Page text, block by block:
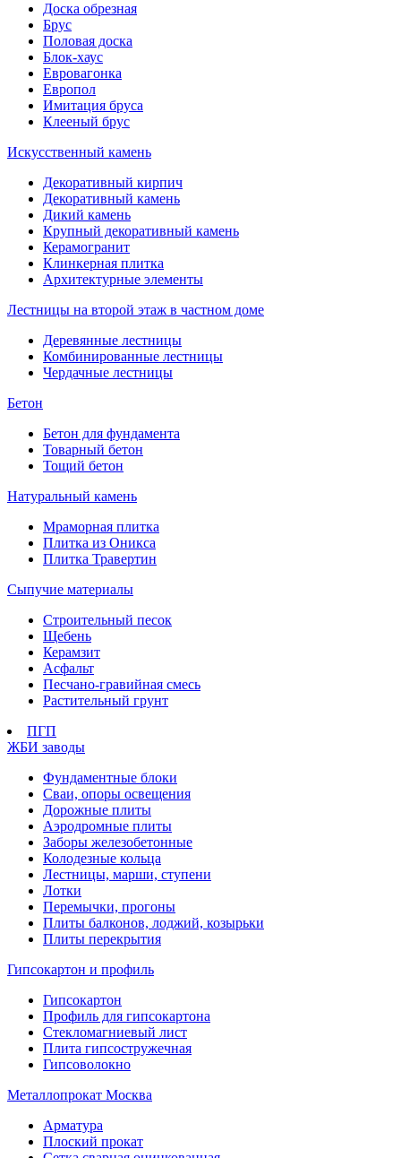
Доска обрезная
Брус
Половая доска
Блок-хаус
Евровагонка
Европол
Имитация бруса
Клееный брус
Искусственный камень
Декоративный кирпич
Декоративный камень
Дикий камень
Крупный декоративный камень
Керамогранит
Клинкерная плитка
Архитектурные элементы
Лестницы на второй этаж в частном доме
Деревянные лестницы
Комбинированные лестницы
Чердачные лестницы
Бетон
Бетон для фундамента
Товарный бетон
Тощий бетон
Натуральный камень
Мраморная плитка
Плитка из Оникса
Плитка Травертин
Сыпучие материалы
Строительный песок
Щебень
Керамзит
Асфальт
Песчано-гравийная смесь
Растительный грунт
ПГП
ЖБИ заводы
Фундаментные блоки
Сваи, опоры освещения
Дорожные плиты
Аэродромные плиты
Заборы железобетонные
Колодезные кольца
Лестницы, марши, ступени
Лотки
Перемычки, прогоны
Плиты балконов, лоджий, козырьки
Плиты перекрытия
Гипсокартон и профиль
Гипсокартон
Профиль для гипсокартона
Стекломагниевый лист
Плита гипсостружечная
Гипсоволокно
Металлопрокат Москва
Арматура
Плоский прокат